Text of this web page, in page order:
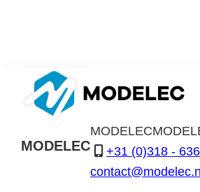
MODELEC
MODELEC
+31 (0)318 -
contact@modelec.nl